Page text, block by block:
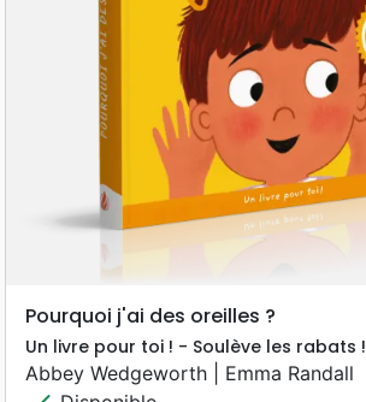
Pourquoi j'ai des oreilles ?
Un livre pour toi ! - Soulève les rabats !
Abbey Wedgeworth | Emma Randall